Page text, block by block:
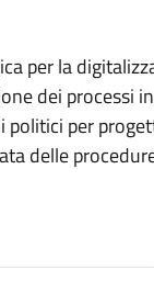
per la
dei processi
politici per
delle